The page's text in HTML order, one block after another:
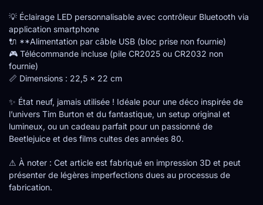
💡 Éclairage LED personnalisable avec contrôleur Bluetooth via
application smartphone
🔌 **Alimentation par câble USB (bloc prise non fournie)
🎮 Télécommande incluse (pile CR2025 ou CR2032 non
fournie)
📏 Dimensions : 22,5 x 22 cm
✨ État neuf, jamais utilisée ! Idéale pour une déco inspirée de
l’univers Tim Burton et du fantastique, un setup original et
lumineux, ou un cadeau parfait pour un passionné de
Beetlejuice et des films cultes des années 80.
⚠ À noter : Cet article est fabriqué en impression 3D et peut
présenter de légères imperfections dues au processus de
fabrication.